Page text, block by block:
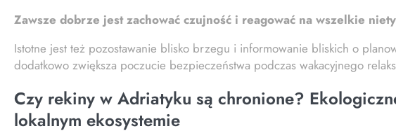
Zawsze dobrze jest zachować czujność i reagować na wszelkie
Istotne jest też pozostawanie blisko brzegu i informowanie bliskich o
dodatkowo zwiększa poczucie bezpieczeństwa podczas wakacyjnego
Czy rekiny w Adriatyku są chronione?
lokalnym ekosystemie